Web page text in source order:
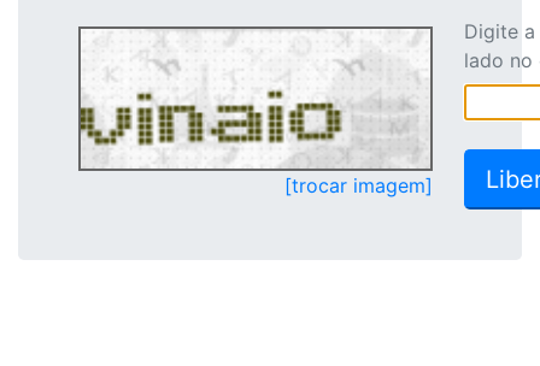
[trocar imagem]
Digite
lado no